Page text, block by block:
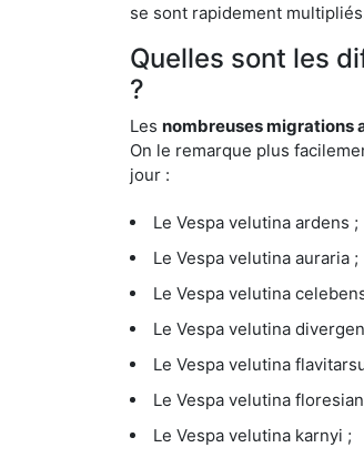
se sont rapidement
Quelles sont les
?
Les nombreuses migrations
On le remarque plus
jour :
Le Vespa velutina ardens ;
Le Vespa velutina auraria ;
Le Vespa velutina
Le Vespa velutina
Le Vespa velutina
Le Vespa velutina
Le Vespa velutina karnyi ;